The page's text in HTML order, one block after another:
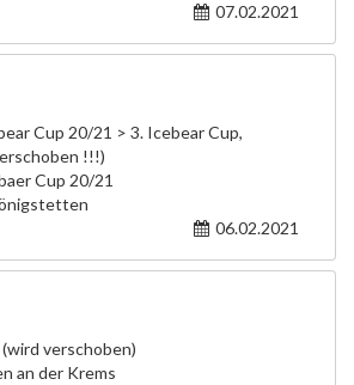
07.02.2021
Cup 20/21 > 3. Icebear Cup,
!!!)
Cup 20/21
06.02.2021
verschoben)
an der Krems